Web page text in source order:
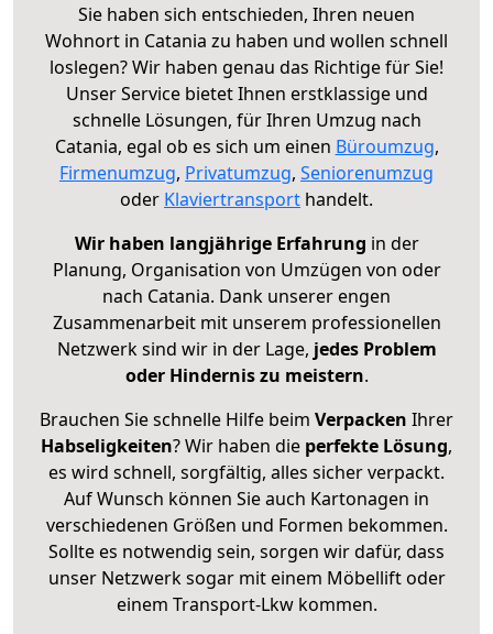
Sie haben sich entschieden, Ihren neuen
Wohnort in Catania zu haben und wollen schnell
loslegen? Wir haben genau das Richtige für Sie!
Unser Service bietet Ihnen erstklassige und
schnelle Lösungen, für Ihren Umzug nach
Catania, egal ob es sich um einen Büroumzug,
Firmenumzug, Privatumzug, Seniorenumzug
oder Klaviertransport handelt.
Wir haben langjährige Erfahrung in der
Planung, Organisation von Umzügen von oder
nach Catania. Dank unserer engen
Zusammenarbeit mit unserem professionellen
Netzwerk sind wir in der Lage, jedes Problem
oder Hindernis zu meistern.
Brauchen Sie schnelle Hilfe beim Verpacken Ihrer
Habseligkeiten? Wir haben die perfekte Lösung,
es wird schnell, sorgfältig, alles sicher verpackt.
Auf Wunsch können Sie auch Kartonagen in
verschiedenen Größen und Formen bekommen.
Sollte es notwendig sein, sorgen wir dafür, dass
unser Netzwerk sogar mit einem Möbellift oder
einem Transport-Lkw kommen.